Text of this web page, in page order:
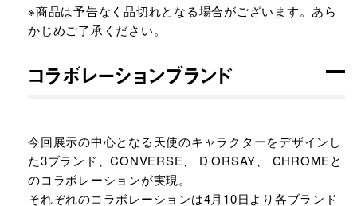
※商品は予告なく品切れとなる場合がございます。あら
かじめご了承ください。
コラボレーションブランド
今回展示の中心となる天使のキャラクターをデザインし
た3ブランド、CONVERSE、 D’ORSAY、 CHROMEと
のコラボレーションが実現。
それぞれのコラボレーションは4月10日より各ブランド